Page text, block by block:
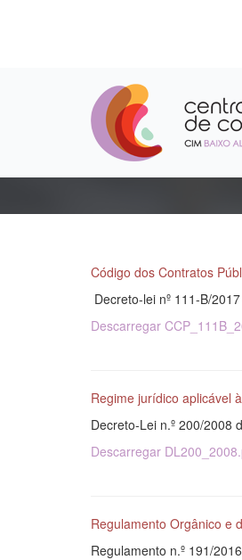
Código dos Contratos
Decreto-lei nº 111-B/
Descarregar
Regime jurídico aplicável
Decreto-Lei n.º 200/2008
Descarregar
Regulamento Orgânico e
Regulamento n.º 191/